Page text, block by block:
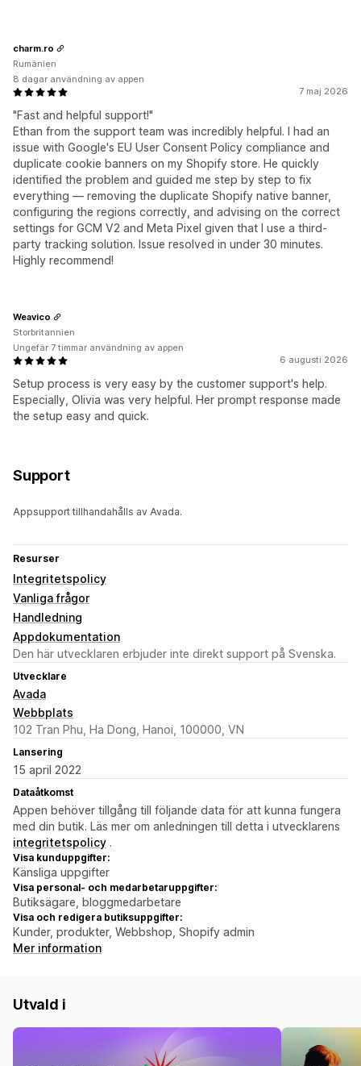
7 maj 2026
"Fast and helpful support!"
Ethan from the support team was incredibly helpful. I had an
issue with Google's EU User Consent Policy compliance and
duplicate cookie banners on my Shopify store. He quickly
identified the problem and guided me step by step to fix
everything — removing the duplicate Shopify native banner,
configuring the regions correctly, and advising on the correct
settings for GCM V2 and Meta Pixel given that I use a third-
party tracking solution. Issue resolved in under 30 minutes.
Highly recommend!
charm.ro
Rumänien
8 dagar användning av appen
6 augusti 2026
Setup process is very easy by the customer support's help.
Especially, Olivia was very helpful. Her prompt response made
the setup easy and quick.
Weavico
Storbritannien
Ungefär 7 timmar användning av appen
Support
Appsupport tillhandahålls av Avada.
Resurser
Integritetspolicy
Vanliga frågor
Handledning
Appdokumentation
Den här utvecklaren erbjuder inte direkt support på Svenska.
Utvecklare
Avada
Webbplats
102 Tran Phu, Ha Dong, Hanoi, 100000, VN
Lansering
15 april 2022
Dataåtkomst
Appen behöver tillgång till följande data för att kunna fungera
med din butik. Läs mer om anledningen till detta i utvecklarens
integritetspolicy .
Visa kunduppgifter:
Känsliga uppgifter
Visa personal- och medarbetaruppgifter:
Butiksägare, bloggmedarbetare
Visa och redigera butiksuppgifter:
Kunder, produkter, Webbshop, Shopify admin
Mer information
Utvald i